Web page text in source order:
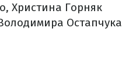
Христина Горняк
Остапчука